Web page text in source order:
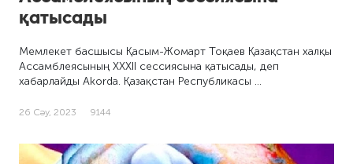
қатысады
Мемлекет басшысы Қасым-Жомарт Тоқаев Қазақстан халқы
Ассамблеясының ХХХІІ сессиясына қатысады, деп
хабарлайды Akorda. Қазақстан Республикасы …
26 Сәу, 2023 9144